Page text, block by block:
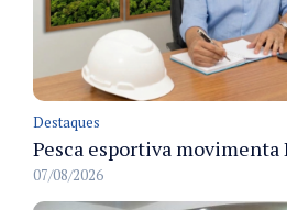
Destaques
07/08/2026